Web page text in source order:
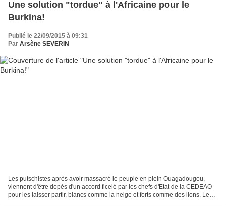
Une solution "tordue" à l'Africaine pour le
Burkina!
Publié le 22/09/2015 à 09:31
Par Arsène SEVERIN
Les putschistes après avoir massacré le peuple en plein Ouagadougou,
viennent d'être dopés d'un accord ficelé par les chefs d'Etat de la CEDEAO
pour les laisser partir, blancs comme la neige et forts comme des lions. Les